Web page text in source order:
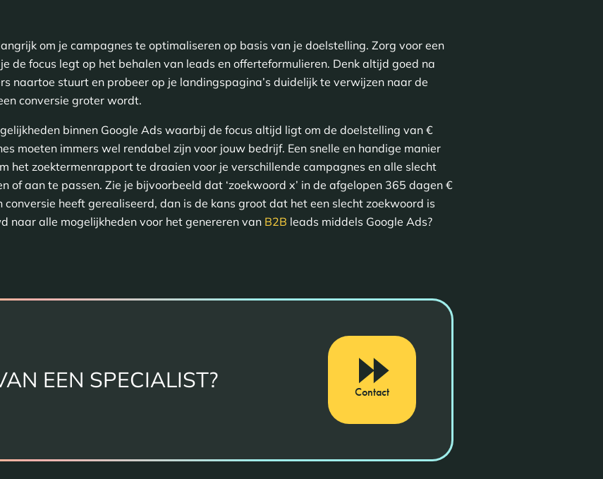
om je campagnes te optimaliseren op basis van je doelstelling. Zorg voor een
de focus legt op het behalen van leads en offerteformulieren. Denk altijd goed na
naartoe stuurt en probeer op je landingspagina’s duidelijk te verwijzen naar de
conversie groter wordt.
binnen Google Ads waarbij de focus altijd ligt om de doelstelling van €
moeten immers wel rendabel zijn voor jouw bedrijf. Een snelle en handige manier
het zoektermenrapport te draaien voor je verschillende campagnes en alle slecht
of aan te passen. Zie je bijvoorbeeld dat ‘zoekwoord x’ in de afgelopen 365 dagen €
heeft gerealiseerd, dan is de kans groot dat het een slecht zoekwoord is
naar alle mogelijkheden voor het genereren van B2B leads middels Google Ads?
EEN SPECIALIST? Contact